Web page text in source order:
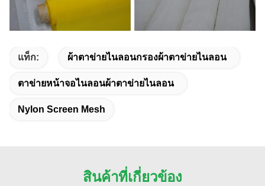
แท็ก: ผ้าตาข่ายไนลอนกรองผ้าตาข่ายไนลอน
ตาข่ายหน้าจอไนลอนผ้าตาข่ายไนลอน
Nylon Screen Mesh
สินค้าที่เกี่ยวข้อง